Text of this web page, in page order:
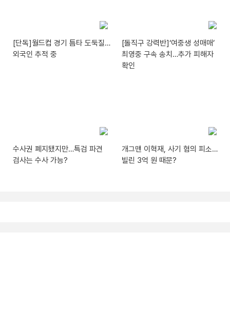
[단독]월드컵 경기 틈타 도둑질…
외국인 추적 중
[돌직구 강력반]‘여중생 성매매’
최영중 구속 송치…추가 피해자
확인
수사권 폐지됐지만…특검 파견
검사는 수사 가능?
개그맨 이혁재, 사기 혐의 피소…
빌린 3억 원 때문?